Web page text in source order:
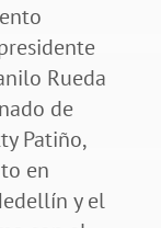
Rueda
de
Patiño,
en
y el